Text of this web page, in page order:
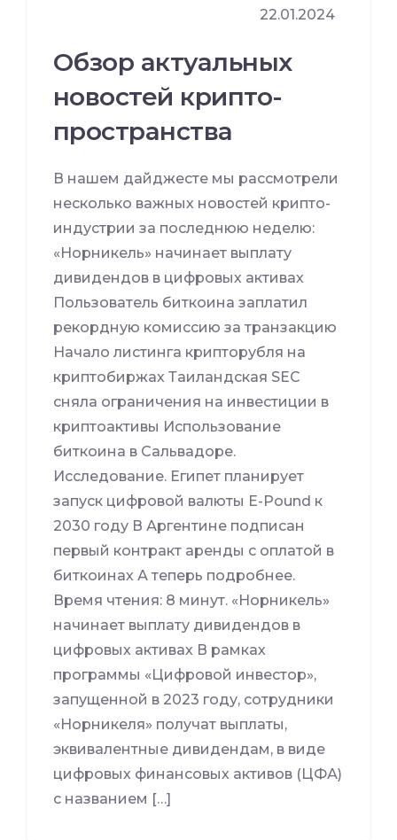
22.01.2024
Обзор актуальных
новостей крипто-
пространства
В нашем дайджесте мы рассмотрели
несколько важных новостей крипто-
индустрии за последнюю неделю:
«Норникель» начинает выплату
дивидендов в цифровых активах
Пользователь биткоина заплатил
рекордную комиссию за транзакцию
Начало листинга крипторубля на
криптобиржах Таиландская SEC
сняла ограничения на инвестиции в
криптоактивы Использование
биткоина в Сальвадоре.
Исследование. Египет планирует
запуск цифровой валюты E-Pound к
2030 году В Аргентине подписан
первый контракт аренды с оплатой в
биткоинах А теперь подробнее.
Время чтения: 8 минут. «Норникель»
начинает выплату дивидендов в
цифровых активах В рамках
программы «Цифровой инвестор»,
запущенной в 2023 году, сотрудники
«Норникеля» получат выплаты,
эквивалентные дивидендам, в виде
цифровых финансовых активов (ЦФА)
с названием […]